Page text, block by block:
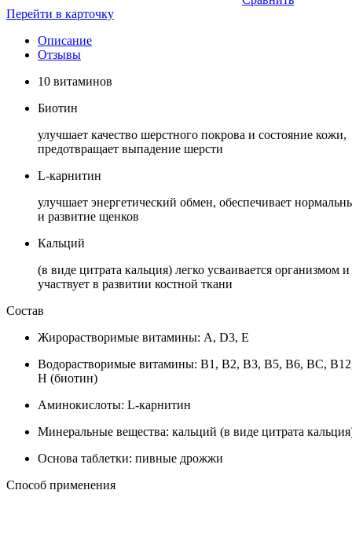
Перейти в карточку
Описание
Отзывы
10 витаминов
Биотин
улучшает качество шерстного покрова и состояние кожи,
предотвращает выпадение шерсти
L-карнитин
улучшает энергетический обмен, обеспечивает
и развитие щенков
Кальций
(в виде цитрата кальция) легко усваивается организмом и
участвует в развитии костной ткани
Состав
Жирорастворимые витамины: А, D3, Е
Водорастворимые витамины: В1, В2, В3, В5, В6, ВС,
Н (биотин)
Аминокислоты: L-карнитин
Минеральные вещества: кальций (в виде цитрата
Основа таблетки: пивные дрожжи
Способ применения